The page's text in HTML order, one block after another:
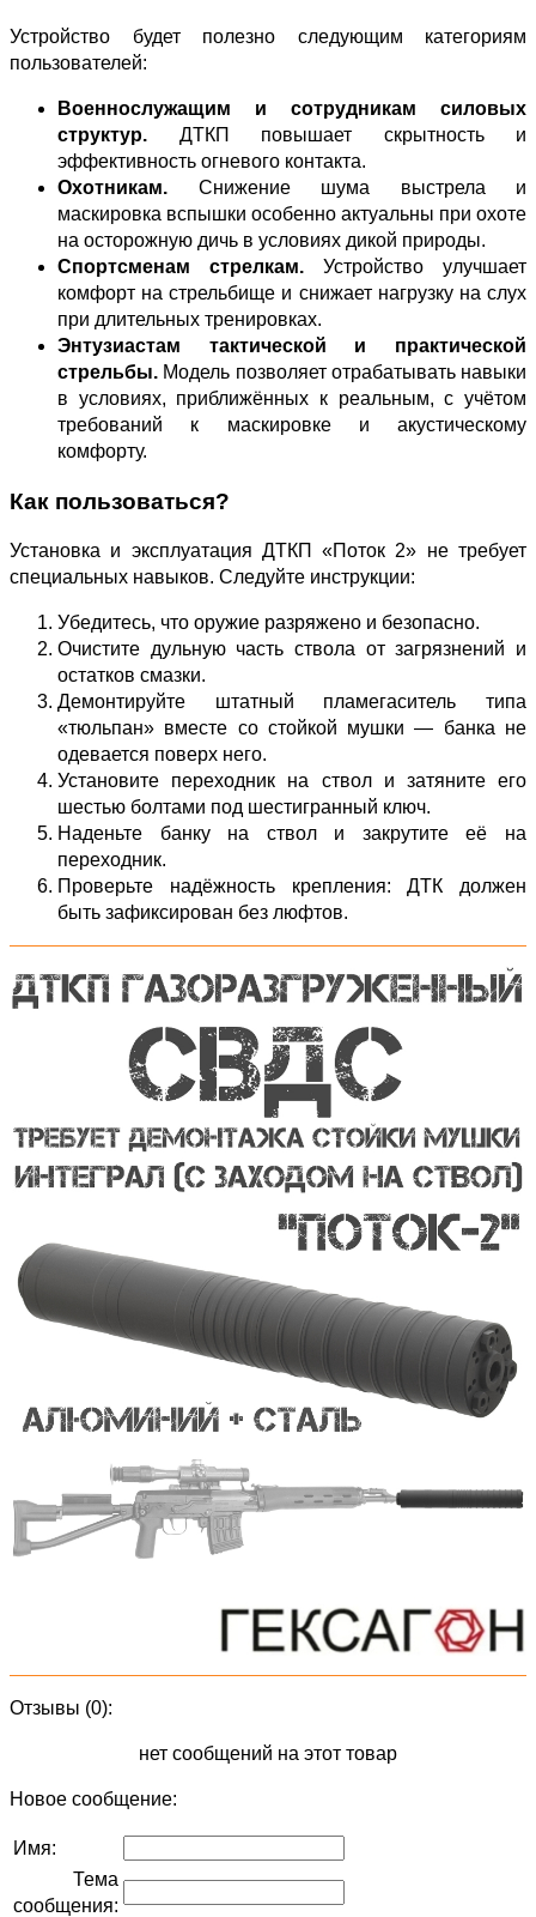
Устройство будет полезно следующим категориям
пользователей:
Военнослужащим и сотрудникам силовых
структур. ДТКП повышает скрытность и
эффективность огневого контакта.
Охотникам. Снижение шума выстрела и
маскировка вспышки особенно актуальны при охоте
на осторожную дичь в условиях дикой природы.
Спортсменам стрелкам. Устройство улучшает
комфорт на стрельбище и снижает нагрузку на слух
при длительных тренировках.
Энтузиастам тактической и практической
стрельбы. Модель позволяет отрабатывать навыки
в условиях, приближённых к реальным, с учётом
требований к маскировке и акустическому
комфорту.
Как пользоваться?
Установка и эксплуатация ДТКП «Поток 2» не требует
специальных навыков. Следуйте инструкции:
Убедитесь, что оружие разряжено и безопасно.
Очистите дульную часть ствола от загрязнений и
остатков смазки.
Демонтируйте штатный пламегаситель типа
«тюльпан» вместе со стойкой мушки — банка не
одевается поверх него.
Установите переходник на ствол и затяните его
шестью болтами под шестигранный ключ.
Наденьте банку на ствол и закрутите её на
переходник.
Проверьте надёжность крепления: ДТК должен
быть зафиксирован без люфтов.
Отзывы (0):
нет сообщений на этот товар
Новое сообщение:
Имя:
Тема
сообщения: